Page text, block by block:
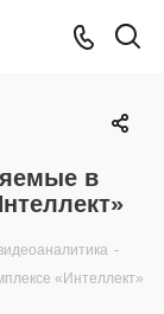
в
-
«Интеллект»